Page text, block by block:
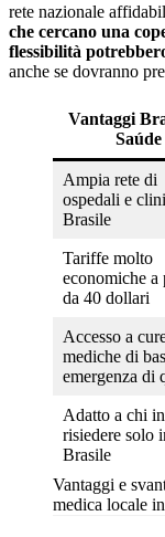
rete nazionale
che cercano una
flessibilità
anche se dovranno
Vantaggi
Saúde
Ampia rete di
ospedali e
Brasile
Tariffe molto
economiche a
da 40 dollari
Accesso a
mediche di
emergenza di
Adatto a chi
risiedere solo
Brasile
Vantaggi e
medica locale